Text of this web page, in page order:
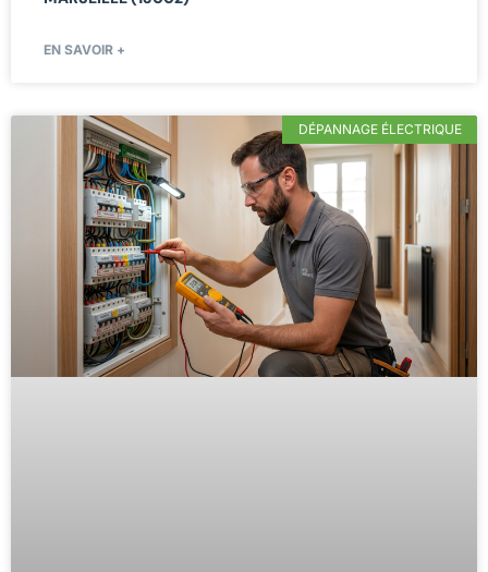
EN SAVOIR +
DÉPANNAGE ÉLECTRIQUE